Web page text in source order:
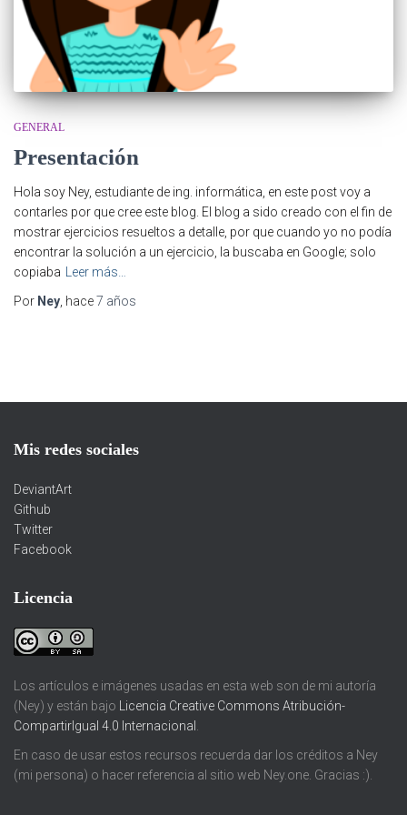
GENERAL
Presentación
Hola soy Ney, estudiante de ing. informática, en este post voy a
contarles por que cree este blog. El blog a sido creado con el fin de
mostrar ejercicios resueltos a detalle, por que cuando yo no podía
encontrar la solución a un ejercicio, la buscaba en Google; solo
copiaba
Leer más…
Por Ney , hace7 años
Mis redes sociales
DeviantArt
Github
Twitter
Facebook
Licencia
Los artículos e imágenes usadas en esta web son de mi autoría
(Ney) y están bajo
Licencia Creative Commons Atribución-
CompartirIgual 4.0 Internacional
En caso de usar estos recursos recuerda dar los créditos a Ney
(mi persona) o hacer referencia al sitio web Ney.one. Gracias :).